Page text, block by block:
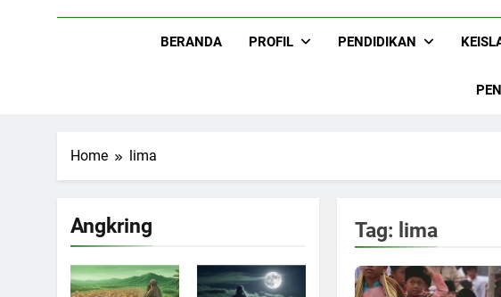
BERANDA PROFIL PENDIDIKAN
Home lima
Angkring
Khutbah Idul Fitri di
Rumah
Tag: lima